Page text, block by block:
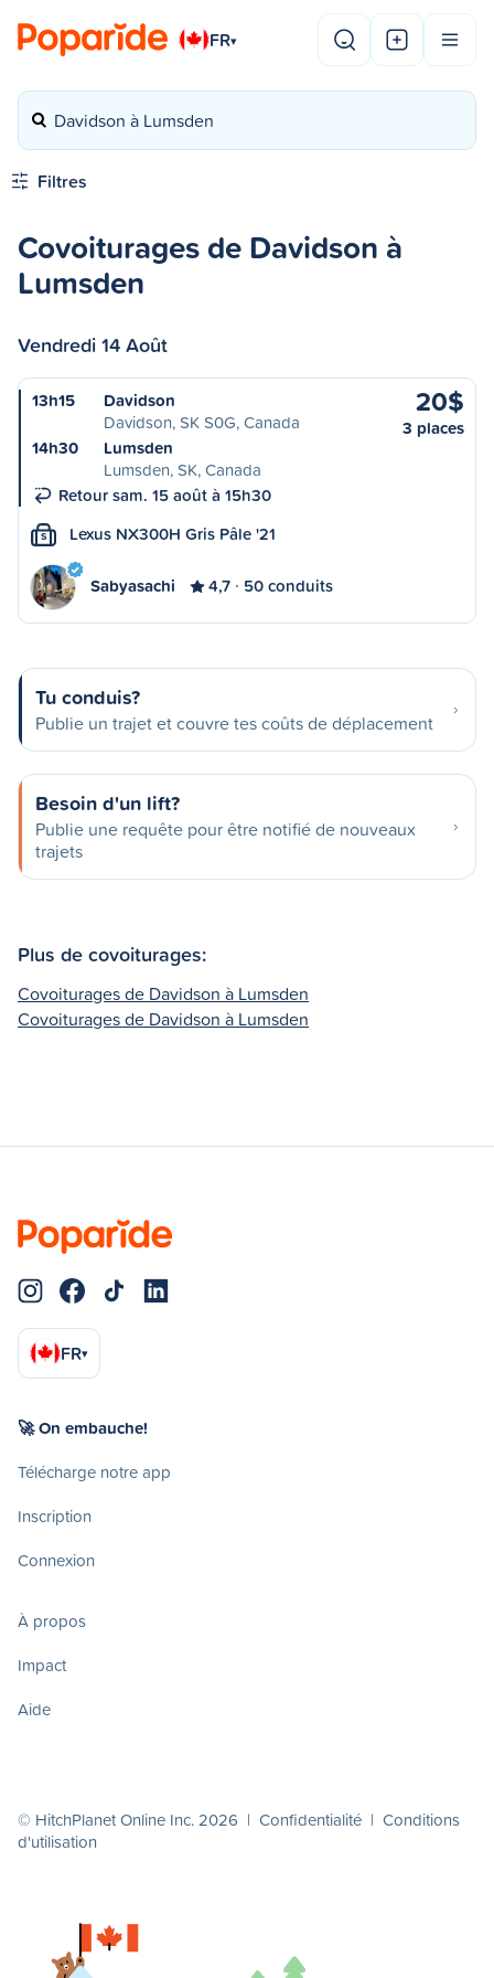
FR▾
Davidson à Lumsden
Filtres
Covoiturages de Davidson à
Lumsden
Vendredi 14 Août
13h15
Davidson
Davidson, SK S0G, Canada
14h30
Lumsden
Lumsden, SK, Canada
Retour sam. 15 août à 15h30
20$
3 places
S Lexus NX300H Gris Pâle '21
Sabyasachi 4,7 50 conduits
Tu conduis?
Publie un trajet et couvre tes coûts de déplacement
Besoin d'un lift?
Publie une requête pour être notifié de nouveaux
trajets
Plus de covoiturages:
Covoiturages de Davidson à Lumsden
Covoiturages de Davidson à Lumsden
FR▾
🚀 On embauche!
Télécharge notre app
Inscription
Connexion
À propos
Impact
Aide
© HitchPlanet Online Inc. 2026 | Confidentialité | Conditions
d'utilisation